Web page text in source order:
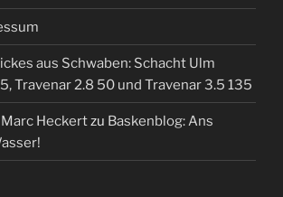
aus Schwaben: Schacht Ulm
Travenar 2.8 50 und Travenar 3.5 135
Marc Heckertzu Baskenblog: Ans